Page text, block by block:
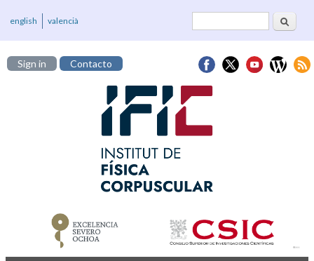
Formulario deBuscar
english valencià
Sign in Contacto